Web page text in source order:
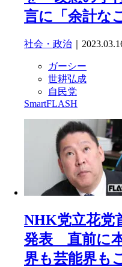
言に「余計な
社会・政治 ｜
ガーシー
世耕弘成
自民党
SmartFLASH
NHK党立花党
発表 直前に
界も芸能界も